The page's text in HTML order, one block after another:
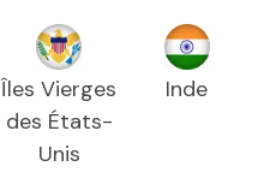
Îles Vierges
des États-
Unis
Inde